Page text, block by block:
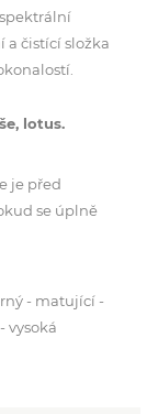
čistící složka
lotus.
je před
se úplně
- matující -
vysoká